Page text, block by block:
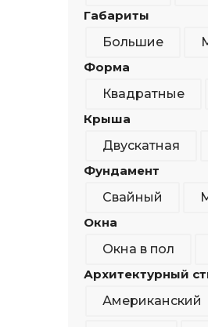
Габариты
Большие
Форма
Квадратные
Крыша
Двускатная
Фундамент
Свайный
Окна
Окна в пол
Архитектурный
Американский